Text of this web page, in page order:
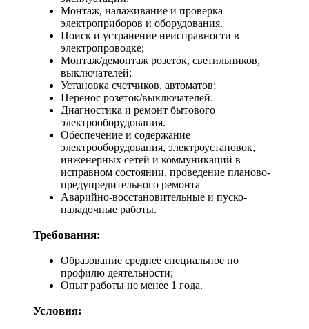
Монтаж, налаживание и проверка
электроприборов и оборудования.
Поиск и устранение неисправности в
электропроводке;
Монтаж/демонтаж розеток, светильников,
выключателей;
Установка счетчиков, автоматов;
Перенос розеток/выключателей.
Диагностика и ремонт бытового
электрооборудования.
Обеспечение и содержание
электрооборудования, электроустановок,
инженерных сетей и коммуникаций в
исправном состоянии, проведение планово-
предупредительного ремонта
Аварийно-восстановительные и пуско-
наладочные работы.
Требования:
Образование среднее специальное по
профилю деятельности;
Опыт работы не менее 1 года.
Условия: